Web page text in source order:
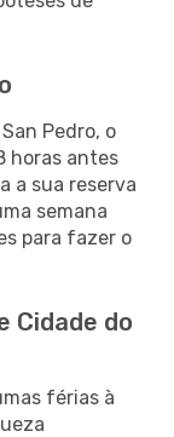
Pedro, o
horas antes
a sua reserva
semana
para fazer o
Cidade do
férias à